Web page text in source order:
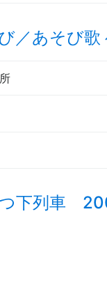
／あそび歌
下列車